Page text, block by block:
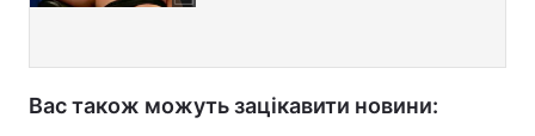
Вас також можуть зацікавити новини: